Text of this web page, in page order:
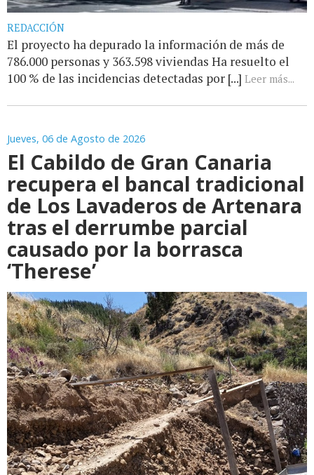
REDACCIÓN
El proyecto ha depurado la información de más de
786.000 personas y 363.598 viviendas Ha resuelto el
100 % de las incidencias detectadas por [...] Leer más...
Jueves, 06 de Agosto de 2026
El Cabildo de Gran Canaria
recupera el bancal tradicional
de Los Lavaderos de Artenara
tras el derrumbe parcial
causado por la borrasca
‘Therese’